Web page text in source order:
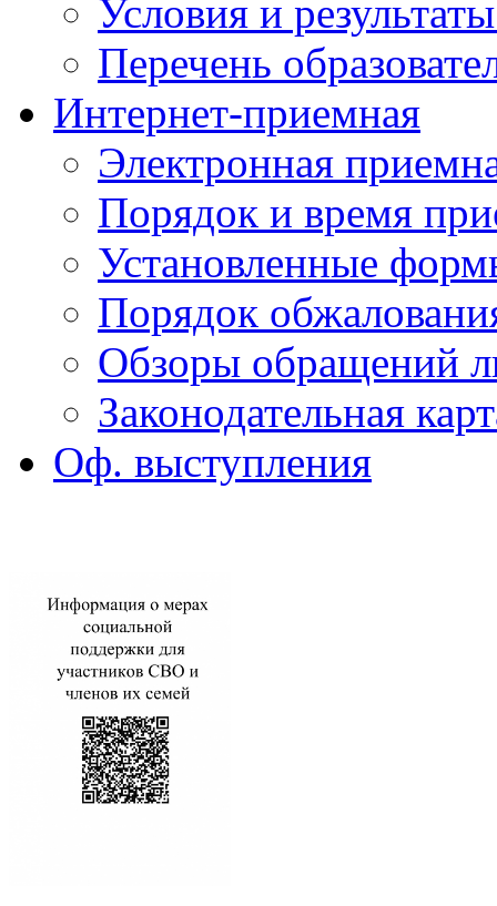
Условия и
Перечень
Интернет-приемная
Электронная
Порядок и время
Установленные
Порядок
Обзоры обращений
Законодательная
Оф. выступления